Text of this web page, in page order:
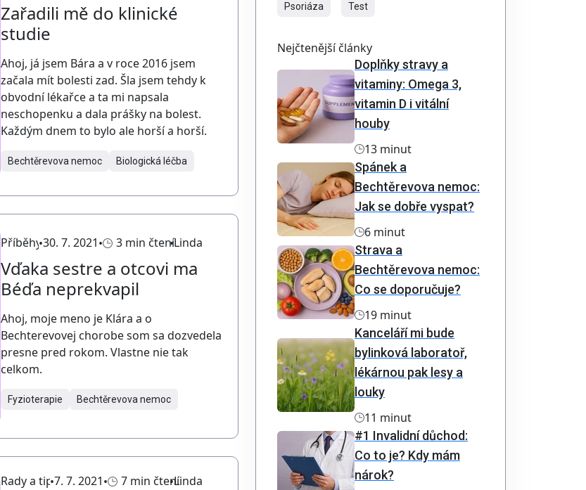
Zařadili mě do klinické
studie
Ahoj, já jsem Bára a v roce 2016 jsem
začala mít bolesti zad. Šla jsem tehdy k
obvodní lékařce a ta mi napsala
neschopenku a dala prášky na bolest.
Každým dnem to bylo ale horší a horší.
Bechtěrevova nemoc Biologická léčba
Příběhy30. 7. 2021 3 min čteníLinda
Vďaka sestre a otcovi ma
Béďa neprekvapil
Ahoj, moje meno je Klára a o
Bechterevovej chorobe som sa dozvedela
presne pred rokom. Vlastne nie tak
celkom.
Fyzioterapie Bechtěrevova nemoc
Rady a tipy7. 7. 2021 7 min čteníLinda
Psoriáza Test
Nejčtenější články
Doplňky stravy a
vitaminy: Omega 3,
vitamin D i vitální
houby
13 minut
Spánek a
Bechtěrevova nemoc:
Jak se dobře vyspat?
6 minut
Strava a
Bechtěrevova nemoc:
Co se doporučuje?
19 minut
Kanceláří mi bude
bylinková laboratoř,
lékárnou pak lesy a
louky
11 minut
#1 Invalidní důchod:
Co to je? Kdy mám
nárok?